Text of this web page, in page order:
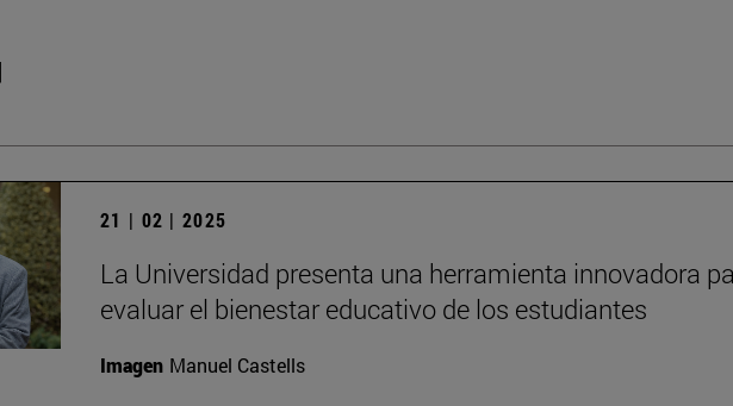
21 | 02 | 2025
La Universidad presenta una herramienta innovadora
evaluar el bienestar educativo de los estudiantes
Imagen Manuel Castells